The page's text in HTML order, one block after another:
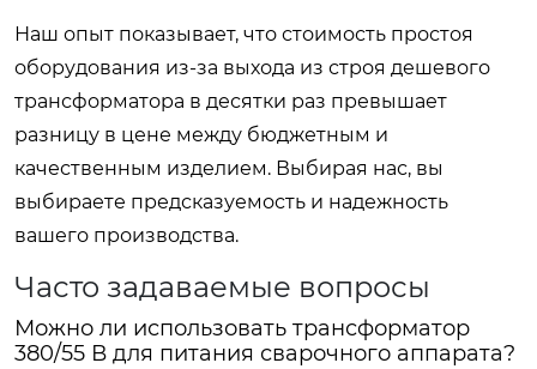
Наш опыт показывает, что стоимость простоя
оборудования из-за выхода из строя дешевого
трансформатора в десятки раз превышает
разницу в цене между бюджетным и
качественным изделием. Выбирая нас, вы
выбираете предсказуемость и надежность
вашего производства.
Часто задаваемые вопросы
Можно ли использовать трансформатор
380/55 В для питания сварочного аппарата?